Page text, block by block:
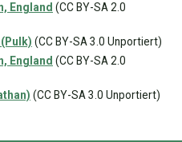
England (CC BY-SA 2.0
(CC BY-SA 3.0 Unportiert)
England (CC BY-SA 2.0
(CC BY-SA 3.0 Unportiert)